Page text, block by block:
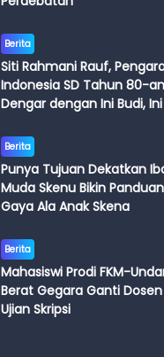
Berita
Siti Rahmani Rauf,
Indonesia SD Tahun 80-
Dengar dengan Ini Budi,
Berita
Punya Tujuan Dekatkan
Muda Skenu Bikin
Gaya Ala Anak Skena
Berita
Mahasiswi Prodi FKM-
Berat Gegara Ganti
Ujian Skripsi